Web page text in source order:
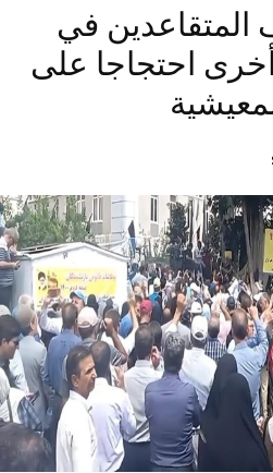
المتقاعدين في
احتجاجا على